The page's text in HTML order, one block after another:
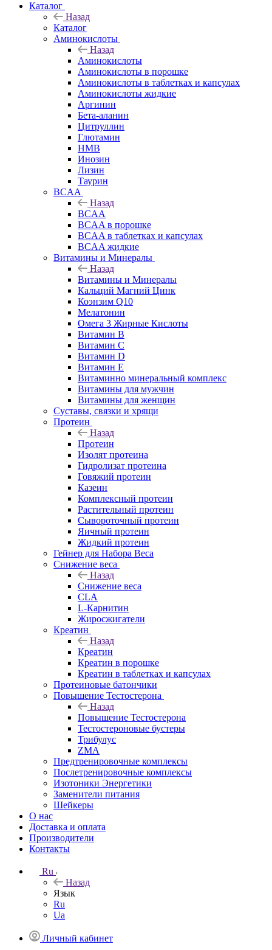
Каталог
Назад
Каталог
Аминокислоты
Назад
Аминокислоты
Аминокислоты в порошке
Аминокислоты в таблетках и капсулах
Аминокислоты жидкие
Аргинин
Бета-аланин
Цитруллин
Глютамин
HMB
Инозин
Лизин
Таурин
BCAA
Назад
BCAA
BCAA в порошке
BCAA в таблетках и капсулах
BCAA жидкие
Витамины и Минералы
Назад
Витамины и Минералы
Кальций Магний Цинк
Коэнзим Q10
Мелатонин
Омега 3 Жирные Кислоты
Витамин B
Витамин C
Витамин D
Витамин E
Витаминно минеральный комплекс
Витамины для мужчин
Витамины для женщин
Суставы, связки и хрящи
Протеин
Назад
Протеин
Изолят протеина
Гидролизат протеина
Говяжий протеин
Казеин
Комплексный протеин
Растительный протеин
Сывороточный протеин
Яичный протеин
Жидкий протеин
Гейнер для Набора Веса
Снижение веса
Назад
Снижение веса
CLA
L-Карнитин
Жиросжигатели
Креатин
Назад
Креатин
Креатин в порошке
Креатин в таблетках и капсулах
Протеиновые батончики
Повышение Тестостерона
Назад
Повышение Тестостерона
Тестостероновые бустеры
Трибулус
ZMA
Предтренировочные комплексы
Послетренировочные комплексы
Изотоники Энергетики
Заменители питания
Шейкеры
О нас
Доставка и оплата
Производители
Контакты
Ru
Назад
Язык
Ru
Ua
Личный кабинет